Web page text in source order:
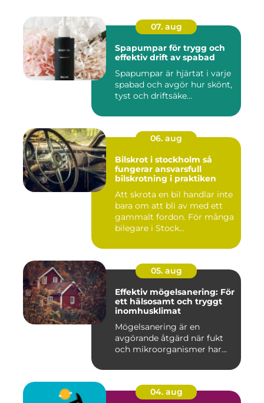
07. aug
Spapumpar för trygg och
effektiv drift av spabad
Spapumpar är hjärtat i varje
spabad och avgör hur skönt,
tyst och driftsäke...
06. aug
Bilskrot i stockholm så
fungerar ansvarsfull
bilskrotning i praktiken
Att skrota en bil handlar inte
bara om att bli av med ett
gammalt fordon. För många
bilegare i Stock...
05. aug
Effektiv mögelsanering: För
ett hälsosamt och tryggt
inomhusklimat
Mögelsanering är en
avgörande åtgärd när fukt
och mikroorganismer har...
04. aug